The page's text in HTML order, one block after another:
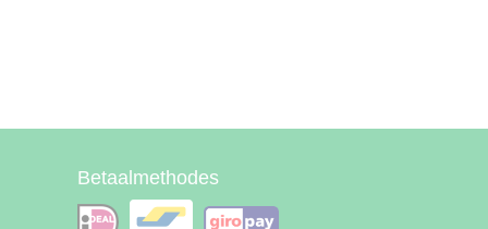
Betaalmethodes